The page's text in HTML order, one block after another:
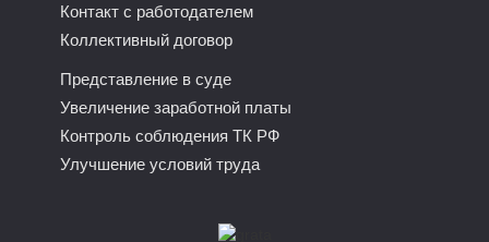
Контакт с работодателем
Коллективный договор
Представление в суде
Увеличение заработной платы
Контроль соблюдения ТК РФ
Улучшение условий труда